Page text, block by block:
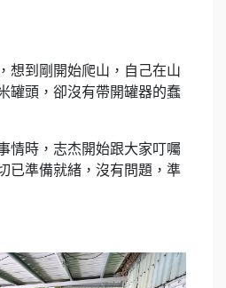
想到剛開始爬山，自己在山
罐頭，卻沒有帶開罐器的蠢
情時，志杰開始跟大家叮囑
已準備就緒，沒有問題，準